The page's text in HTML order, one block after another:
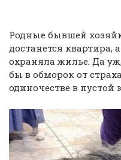
Родные бывшей
достанется квартира,
охраняла жилье. Да
бы в обморок от
одиночестве в пустой